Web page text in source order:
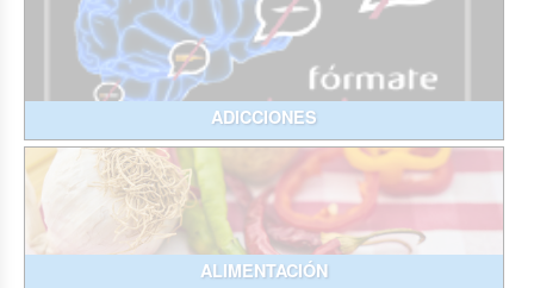
ADICCIONES
ALIMENTACIÓN